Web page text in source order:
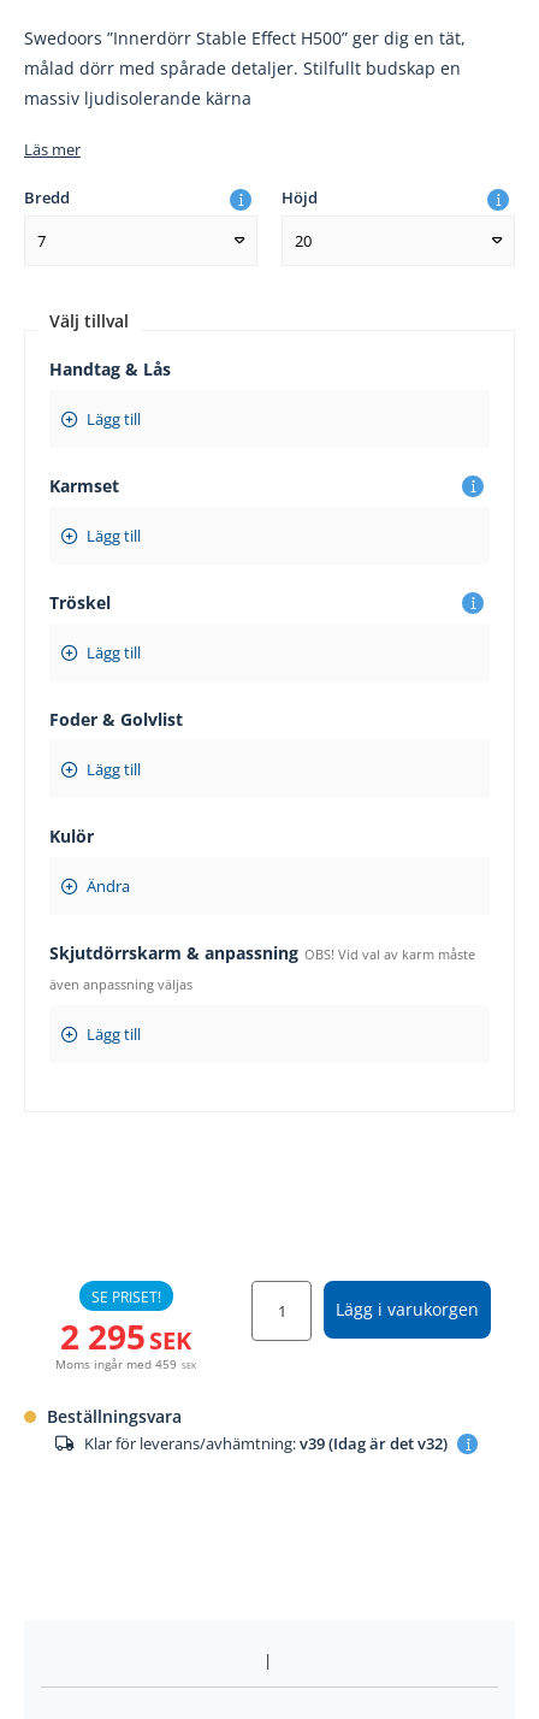
Swedoors ”Innerdörr Stable Effect H500” ger dig en tät,
målad dörr med spårade detaljer. Stilfullt budskap en
massiv ljudisolerande kärna
Läs mer
Bredd
7
Höjd
20
Välj tillval
Handtag & Lås
Lägg till
Karmset
Lägg till
Tröskel
Lägg till
Foder & Golvlist
Lägg till
Kulör
Ändra
Skjutdörrskarm & anpassning OBS! Vid val av karm måste
även anpassning väljas
Lägg till
Lägg i varukorgen
SE PRISET!
2 295SEK
Moms ingår med 459 SEK
Beställningsvara
Klar för leverans/avhämtning:v39 (Idag är det v32)